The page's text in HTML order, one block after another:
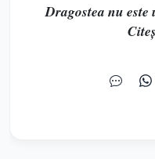
Dragostea nu